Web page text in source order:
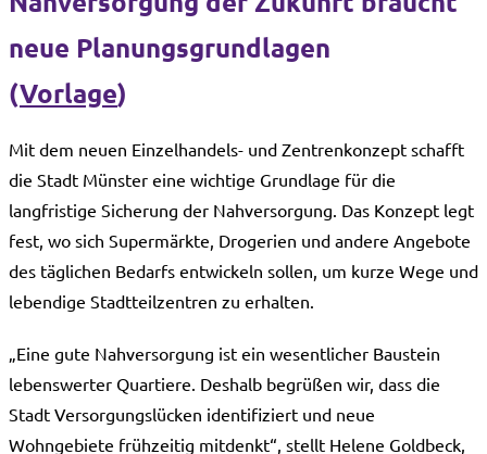
neue Planungsgrundlagen
(Vorlage)
Mit dem neuen Einzelhandels- und Zentrenkonzept schafft
die Stadt Münster eine wichtige Grundlage für die
langfristige Sicherung der Nahversorgung. Das Konzept legt
fest, wo sich Supermärkte, Drogerien und andere Angebote
des täglichen Bedarfs entwickeln sollen, um kurze Wege und
lebendige Stadtteilzentren zu erhalten.
„Eine gute Nahversorgung ist ein wesentlicher Baustein
lebenswerter Quartiere. Deshalb begrüßen wir, dass die
Stadt Versorgungslücken identifiziert und neue
Wohngebiete frühzeitig mitdenkt“, stellt Helene Goldbeck,